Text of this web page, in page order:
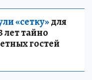
«сетку»для
лет тайно
гостей